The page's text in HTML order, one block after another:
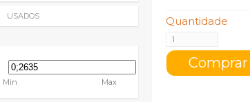
USADOS
Min Max
Quantidade